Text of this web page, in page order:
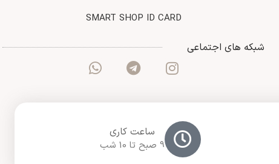
SMART SHOP ID CARD
شبکه های اجتماعی
ساعت کاری
9 صبح تا 10 شب